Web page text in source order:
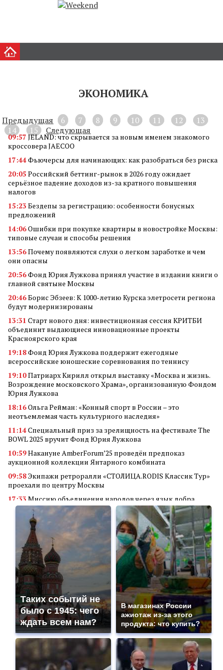
ЭКОНОМИКА
Предыдущая 6 7 8 9 10 11 12
13
14
15 Следующая
09:57JELAND: что скрывается за новым именем знакомого
кроссовера JAECOO
17:44Фьючерсы для начинающих: как разобраться без риска
20:05Российский беттинг-рынок в 2026 году ожидает
серьёзное падение доходов из-за кратного повышения
налогов
15:23Бездепы за регистрацию: особенности бонусных
предложений
14:06Ошибки при покупке квартиры в новостройке Москвы:
типовые случаи и способы решения
13:56Почему появляются слухи о легком заработке и чем
они опасны
20:56Фонд Юрия Лужкова принял участие в издании книги о
главной святыне Москвы
20:46Борис Эбзеев: К 1000-летию Курска элетросети региона
будут модернизированы
13:31 Старт нового дня: инвестиционная сессия КРИТБИ
объединит выдающиеся инновационные проекты
Красноярского края
19:18Фонд Юрия Лужкова поддержит ежегодные
всероссийские юношеские соревнования по теннису
19:10Патриарх Кирилл открыл выставку «Москва и жизнь.
Возрождение московского Храма», организованную Фондом
Юрия Лужкова
18:16Ольга Рейман: «Конный спорт в России – это
неотъемлемая часть культурного наследия»
11:14Специальный приз за зрелищность на фестивале The
BOWL 2025 вручит Фонд Юрия Лужкова
10:59Накануне AmberForum’25 проведён предпоказ
аукционной коллекции Янтарного комбината
09:58Экипажи ретроралли «СТОЛИЦА.RODIS Классик Тур»
проехали по центру Москвы
17:33Миссию объединения народов через язык добра
реализует кинофестиваль «В кругу семьи»
Алюминиевые квадраты
Преимущества покупки аккаунта Valorant через
маркетплейс аккаунтов
11:23Грант Фонда Юрия Лужкова присужден проекту
студентов Самарского университета
18:45Мобилизация в России: неожиданные последствия для
владельцев дронов
18:30Гуманитарная и социальная деятельность «Де Хёс»:
поддержка ветеранов, детей и военных
18:23«АртПром» объединяет технологии и искусство при
поддержке Фонда Юрия Лужкова
«Ростелеком» обеспечил связью 16 малых населенных
пунктов Тверской области
Таких событий не
было с 1945: чего
ждать всем нам?
В магазинах России
ажиотаж из-за этого
продукта: что купить?